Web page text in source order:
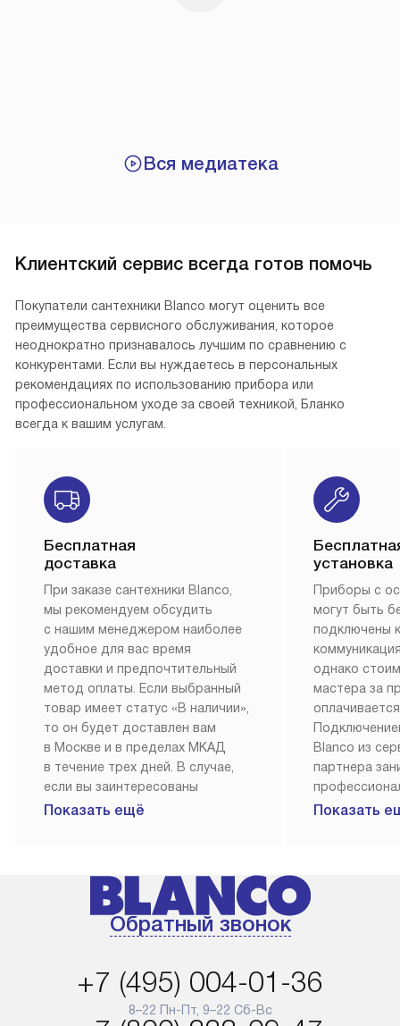
Вся медиатека
Клиентский сервис всегда готов помочь
Покупатели сантехники Blanco могут оценить все
преимущества сервисного обслуживания, которое
неоднократно признавалось лучшим по сравнению с
конкурентами. Если вы нуждаетесь в персональных
рекомендациях по использованию прибора или
профессиональном уходе за своей техникой, Бланко
всегда к вашим услугам.
Бесплатная
доставка
При заказе сантехники Blanco,
мы рекомендуем обсудить
с нашим менеджером наиболее
удобное для вас время
доставки и предпочтительный
метод оплаты. Если выбранный
товар имеет статус «В наличии»,
то он будет доставлен вам
в Москве и в пределах МКАД
в течение трех дней. В случае,
если вы заинтересованы
в товаре, который доступен
менеджером на сайте. Товары
с особым лейблом
доставляются бесплатно
аксессуаров не предусмотрена.
Для доставки в другие регионы
Показать ещё
установка
Приборы с
могут быть
подключены
однако
мастера за
Blanco из
партнера
Наш сервис
возможные
Показать
Обратный звонок
+7 (495) 004-01-36
8–22 Пн-Пт, 9–22 Сб-Вс